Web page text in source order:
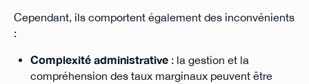
Cependant, ils comportent également des inconvénients
:
Complexité administrative: la gestion et la
compréhension des taux marginaux peuvent être